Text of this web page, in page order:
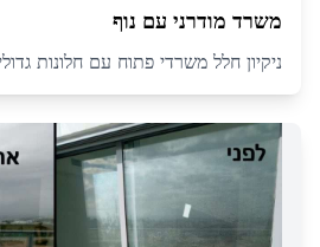
משרד מודרני עם נוף
ניקיון חלל משרדי פתוח עם חלונות